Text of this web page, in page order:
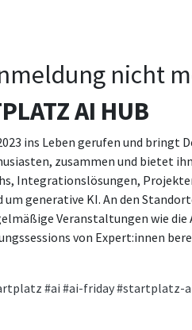
nicht
AI HUB
ins Leben gerufen und
zusammen und bietet
Integrationslösungen,
generative KI. An den
Veranstaltungen wie die
von Expert:innen
#ai #ai-friday#startplatz-